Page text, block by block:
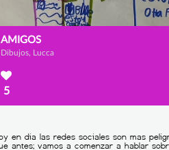
AMIGOS
Dibujos, Lucca
5